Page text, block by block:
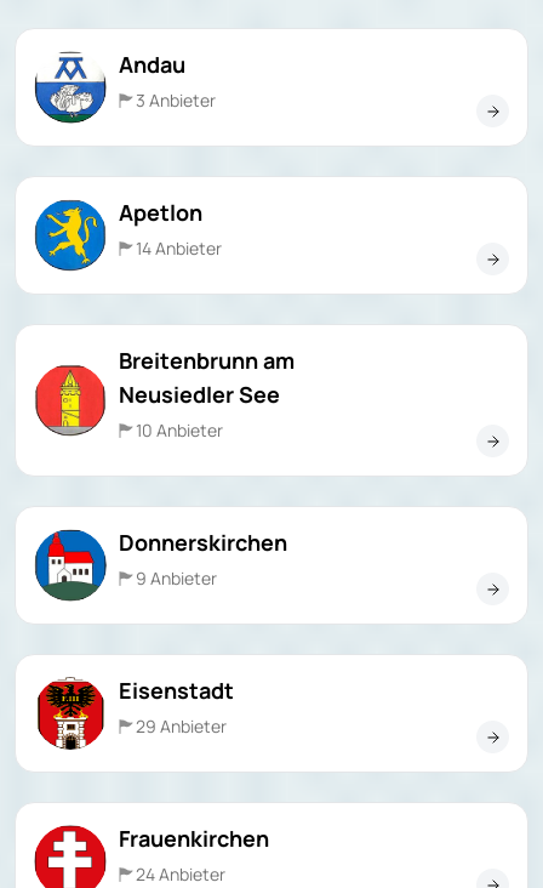
Andau
3 Anbieter
Apetlon
14 Anbieter
Breitenbrunn am
Neusiedler See
10 Anbieter
Donnerskirchen
9 Anbieter
Eisenstadt
29 Anbieter
Frauenkirchen
24 Anbieter